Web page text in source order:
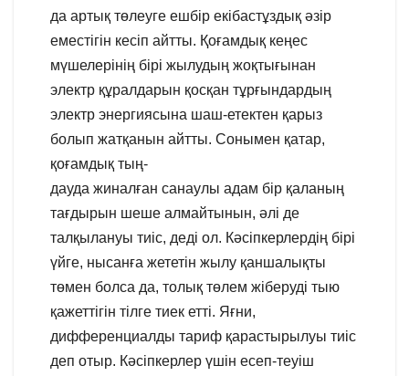
да артық төлеуге ешбір екібастұздық әзір
еместігін кесіп айтты. Қоғамдық кеңес
мүшелерінің бірі жылудың жоқтығынан
электр құралдарын қосқан тұрғындардың
электр энергиясына шаш-етектен қарыз
болып жатқанын айтты. Сонымен қатар,
қоғамдық тың-
дауда жиналған санаулы адам бір қаланың
тағдырын шеше алмайтынын, әлі де
талқылануы тиіс, деді ол. Кәсіпкерлердің бірі
үйге, нысанға жететін жылу қаншалықты
төмен болса да, толық төлем жіберуді тыю
қажеттігін тілге тиек етті. Яғни,
дифференциалды тариф қарастырылуы тиіс
деп отыр. Кәсіпкерлер үшін есеп-теуіш